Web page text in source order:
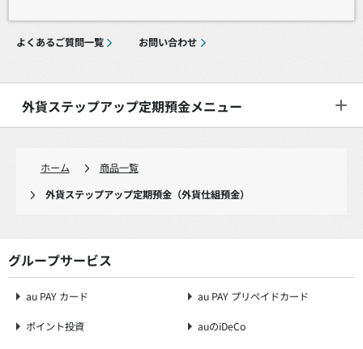
よくあるご質問一覧 お問い合わせ
外貨ステップアップ定期預金メニュー
ホーム
商品一覧
外貨ステップアップ定期預金（外貨仕組預金）
グループサービス
au PAY カード au PAY プリペイドカード
ポイント投資 auのiDeCo